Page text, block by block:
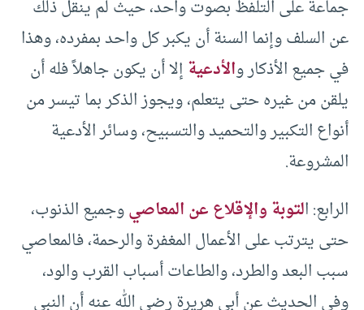
جماعة على التلفظ بصوت واحد، حيث لم ينقل ذلك
عن السلف وإنما السنة أن يكبر كل واحد بمفرده، وهذا
في جميع الأذكار والأدعيةإلا أن يكون جاهلاً فله أن
يلقن من غيره حتى يتعلم، ويجوز الذكر بما تيسر من
أنواع التكبير والتحميد والتسبيح، وسائر الأدعية
المشروعة.
الرابع: التوبة والإقلاع عن المعاصيوجميع الذنوب،
حتى يترتب على الأعمال المغفرة والرحمة، فالمعاصي
سبب البعد والطرد، والطاعات أسباب القرب والود،
وفي الحديث عن أبي هريرة رضي الله عنه أن النبي